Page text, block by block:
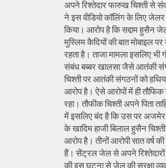
अपने रिश्तेदार फारुख चिश्ती से
ने इस वीडियो कॉलिंग के लिए जेलर
किया। आरोप है कि सद्दाम हुसैन
मुस्लिम कैदियों की बात मोबाइल
रहता है। ताजा मामला इसलिए भी
संबंध बब्बर खालसा जैसे आतंकी
चिश्ती पर आतंकी संगठनों को
आरोप है। ऐसे आरोपों में ही
रहा। तौफीक चिश्ती अपने पिता
में इसलिए बंद है कि उस पर अजमेर
के खादिम हाजी बिलाल हुसैन
आरोप है। तीनों आरोपी सात
हैं। सेंट्रल जेल से अपने रिश्तेदारों
की इस घटना से जेल की सुरक्षा